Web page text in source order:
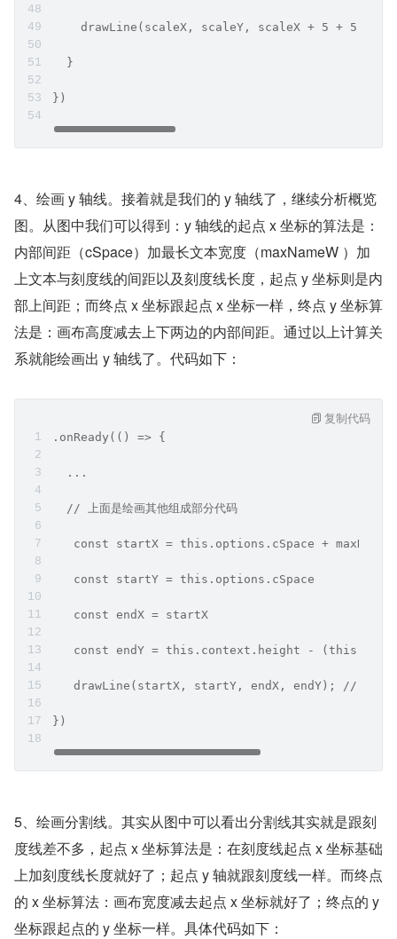
drawLine(scaleX, scaleY, scaleX + 5 + 5,
  }
})
4、绘画 y 轴线。接着就是我们的 y 轴线了，继续分析概览
图。从图中我们可以得到：y 轴线的起点 x 坐标的算法是：
内部间距（cSpace）加最长文本宽度（maxNameW ）加
上文本与刻度线的间距以及刻度线长度，起点 y 坐标则是内
部上间距；而终点 x 坐标跟起点 x 坐标一样，终点 y 坐标算
法是：画布高度减去上下两边的内部间距。通过以上计算关
系就能绘画出 y 轴线了。代码如下：
.onReady(() => {
  ...
  // 上面是绘画其他组成部分代码
const startX = this.options.cSpace + maxNameW
   const startY = this.options.cSpace
   const endX = startX
const endY = this.context.height -
drawLine(startX, startY, endX, endY); // 绘画y
})
复制代码
5、绘画分割线。其实从图中可以看出分割线其实就是跟刻
度线差不多，起点 x 坐标算法是：在刻度线起点 x 坐标基础
上加刻度线长度就好了；起点 y 轴就跟刻度线一样。而终点
的 x 坐标算法：画布宽度减去起点 x 坐标就好了；终点的 y
坐标跟起点的 y 坐标一样。具体代码如下：